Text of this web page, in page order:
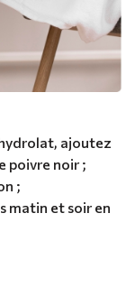
ajoutez
poivre noir ;
;
matin et soir en